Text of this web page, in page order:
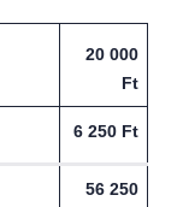
20 000
Ft
6 250 Ft
56 250